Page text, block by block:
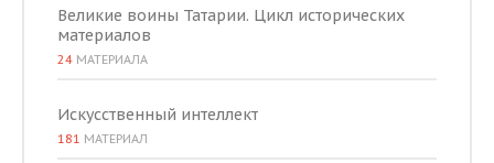
Великие воины Татарии. Цикл исторических
материалов
24 МАТЕРИАЛА
Искусственный интеллект
181 МАТЕРИАЛ